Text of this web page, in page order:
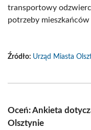
transportowy
potrzeby
Źródło: Urząd Miasta
Oceń: Ankieta
Olsztynie